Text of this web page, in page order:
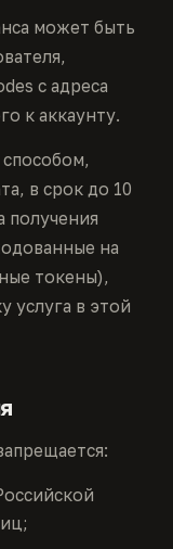
может быть
с адреса
к аккаунту.
в срок до 10
получения
на
токены),
услуга в этой